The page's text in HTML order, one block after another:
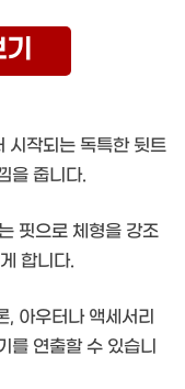
시작되는 독특한 뒷트
을 줍니다.
핏으로 체형을 강조
합니다.
아우터나 액세서리
를 연출할 수 있습니